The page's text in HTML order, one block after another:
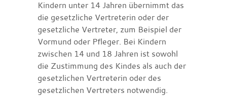
Kindern unter 14 Jahren übernimmt das
die gesetzliche Vertreterin oder der
gesetzliche Vertreter, zum Beispiel der
Vormund oder Pfleger. Bei Kindern
zwischen 14 und 18 Jahren ist sowohl
die Zustimmung des Kindes als auch der
gesetzlichen Vertreterin oder des
gesetzlichen Vertreters notwendig.